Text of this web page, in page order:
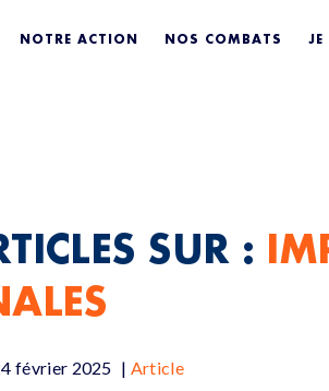
NOTRE ACTION NOS COMBATS JE
DES
SUR :
février 2025 | Article